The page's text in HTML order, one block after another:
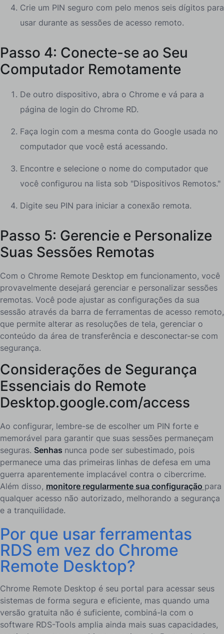
Crie um PIN seguro com pelo menos seis dígitos para
usar durante as sessões de acesso remoto.
Passo 4: Conecte-se ao Seu
Computador Remotamente
De outro dispositivo, abra o Chrome e vá para a
página de login do Chrome RD.
Faça login com a mesma conta do Google usada no
computador que você está acessando.
Encontre e selecione o nome do computador que
você configurou na lista sob "Dispositivos Remotos."
Digite seu PIN para iniciar a conexão remota.
Passo 5: Gerencie e Personalize
Suas Sessões Remotas
Com o Chrome Remote Desktop em funcionamento, você
provavelmente desejará gerenciar e personalizar sessões
remotas. Você pode ajustar as configurações da sua
sessão através da barra de ferramentas de acesso remoto,
que permite alterar as resoluções de tela, gerenciar o
conteúdo da área de transferência e desconectar-se com
segurança.
Considerações de Segurança
Essenciais do Remote
Desktop.google.com/access
Ao configurar, lembre-se de escolher um PIN forte e
memorável para garantir que suas sessões permaneçam
seguras. Senhas nunca pode ser subestimado, pois
permanece uma das primeiras linhas de defesa em uma
guerra aparentemente implacável contra o cibercrime.
Além disso, monitore regularmente sua configuração para
qualquer acesso não autorizado, melhorando a segurança
e a tranquilidade.
Por que usar ferramentas
RDS em vez do Chrome
Remote Desktop?
Chrome Remote Desktop é seu portal para acessar seus
sistemas de forma segura e eficiente, mas quando uma
versão gratuita não é suficiente, combiná-la com o
software RDS-Tools amplia ainda mais suas capacidades,